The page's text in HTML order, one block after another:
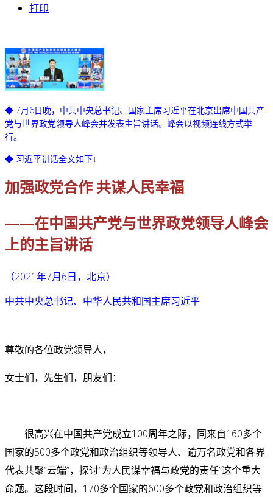
打印
◆ 7月6日晚，中共中央总书记、国家主席习近平在北京出席中国共产
党与世界政党领导人峰会并发表主旨讲话。峰会以视频连线方式举
行。
◆ 习近平讲话全文如下↓
加强政党合作 共谋人民幸福
——在中国共产党与世界政党领导人峰会
上的主旨讲话
（2021年7月6日，北京）
中共中央总书记、中华人民共和国主席习近平
尊敬的各位政党领导人，
女士们，先生们，朋友们：
很高兴在中国共产党成立100周年之际，同来自160多个
国家的500多个政党和政治组织等领导人、逾万名政党和各界
代表共聚“云端”，探讨“为人民谋幸福与政党的责任”这个重大
命题。这段时间，170多个国家的600多个政党和政治组织等